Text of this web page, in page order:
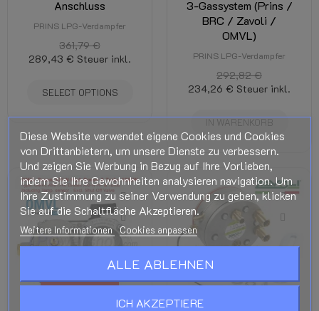
Anschluss
PRINS LPG-Verdampfer
361,79 €
289,43 € Steuer inkl.
SELECT OPTIONS
3-Gassystem (Prins /
BRC / Zavoli /
OMVL)
PRINS LPG-Verdampfer
292,82 €
234,26 € Steuer inkl.
IN WARENKORB
AUSVERKAUFT
Diese Website verwendet eigene Cookies und Cookies
von Drittanbietern, um unsere Dienste zu verbessern.
Und zeigen Sie Werbung in Bezug auf Ihre Vorlieben,
indem Sie Ihre Gewohnheiten analysieren navigation. Um
Ihre Zustimmung zu seiner Verwendung zu geben, klicken
Sie auf die Schaltfläche Akzeptieren.
Weitere Informationen Cookies anpassen
ALLE ABLEHNEN
ICH AKZEPTIERE